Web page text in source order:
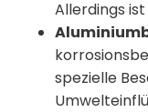
Allerdings
spezielle